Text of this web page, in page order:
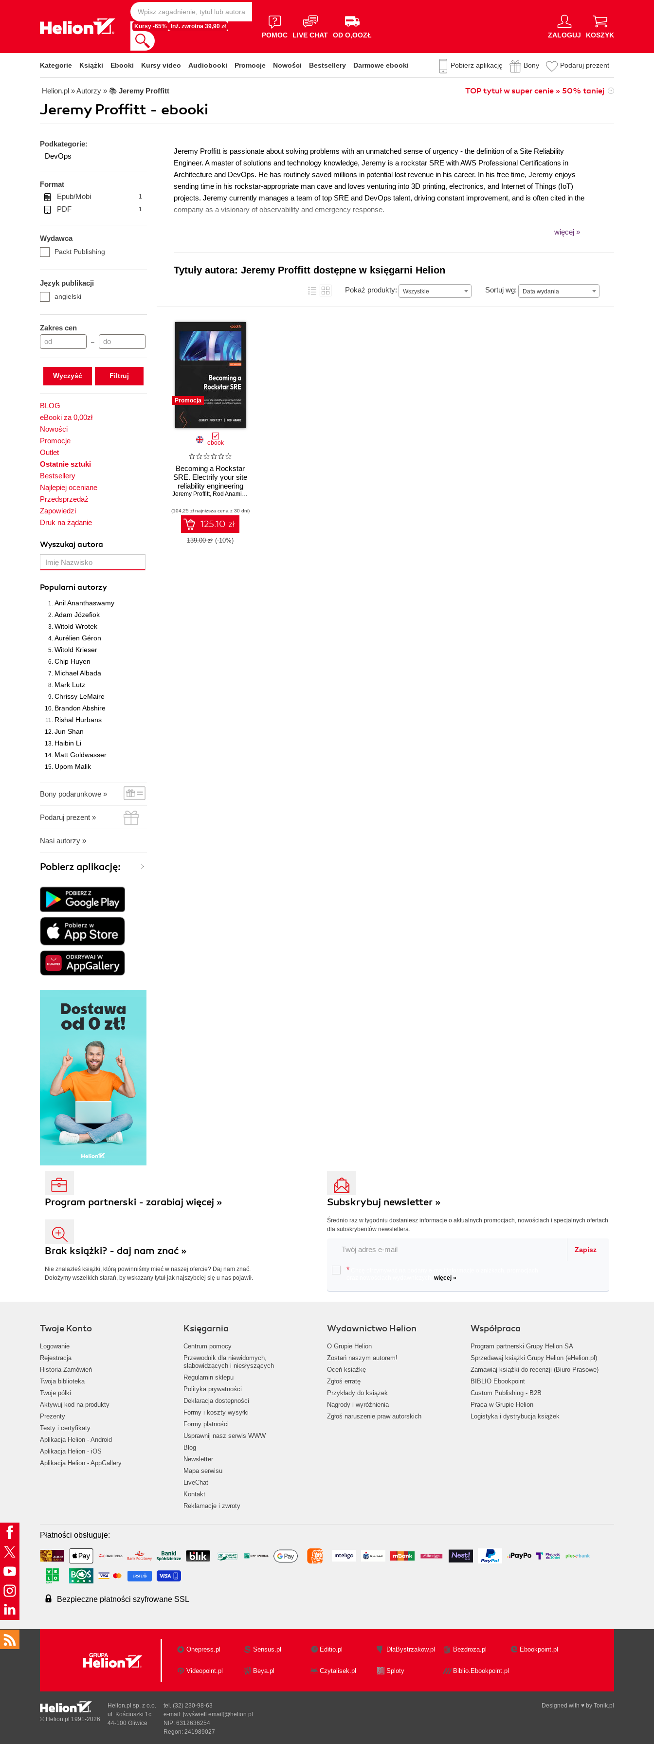
Kursy -65% Inż. zwrotna 39,90 zł
POMOC LIVE CHAT OD O,OOZŁ ZALOGUJ KOSZYK
Kategorie Książki Ebooki Kursy video Audiobooki Promocje Nowości Bestsellery Darmowe ebooki Pobierz aplikację Bony Podaruj prezent
Helion.pl » Autorzy » 📚 Jeremy Proffitt TOP tytuł w super cenie » 50% taniej
Jeremy Proffitt - ebooki
Podkategorie:
DevOps
Format
Epub/Mobi
1
PDF 1
Wydawca
Packt Publishing
Język publikacji
angielski
Zakres cen
–
Wyczyść
BLOG
eBooki za 0,00zł
Nowości
Promocje
Outlet
Ostatnie sztuki
Bestsellery
Najlepiej oceniane
Przedsprzedaż
Zapowiedzi
Druk na żądanie
Wyszukaj autora
Popularni autorzy
Anil Ananthaswamy
Adam Józefiok
Witold Wrotek
Aurélien Géron
Witold Krieser
Chip Huyen
Michael Albada
Mark Lutz
Chrissy LeMaire
Brandon Abshire
Rishal Hurbans
Jun Shan
Haibin Li
Matt Goldwasser
Upom Malik
Bony podarunkowe »
Podaruj prezent »
Nasi autorzy »
Pobierz aplikację:
Jeremy Proffitt is passionate about solving problems with an unmatched sense of urgency - the definition of a Site Reliability
Engineer. A master of solutions and technology knowledge, Jeremy is a rockstar SRE with AWS Professional Certifications in
Architecture and DevOps. He has routinely saved millions in potential lost revenue in his career. In his free time, Jeremy enjoys
sending time in his rockstar-appropriate man cave and loves venturing into 3D printing, electronics, and Internet of Things (IoT)
projects. Jeremy currently manages a team of top SRE and DevOps talent, driving constant improvement, and is often cited in the
company as a visionary of observability and emergency response.
więcej »
Tytuły autora: Jeremy Proffitt dostępne w księgarni Helion
Pokaż produkty: Wszystkie Sortuj wg: Data wydania
Data wydania
Promocja
ebook
Becoming a Rockstar
SRE. Electrify your site
reliability engineering
mindset to build reliable,
systems
Jeremy Proffitt, Rod Anami L. Anami
(104,25 zł najniższa cena z 30 dni)
125.10 zł
139.00 zł (-10%)
Program partnerski - zarabiaj więcej »
Brak książki? - daj nam znać »
Nie znalazłeś książki, którą powinniśmy mieć w naszej ofercie? Daj nam znać.
Dołożymy wszelkich starań, by wskazany tytuł jak najszybciej się u nas pojawił.
Subskrybuj newsletter »
Średnio raz w tygodniu dostaniesz informacje o aktualnych promocjach, nowościach i specjalnych ofertach
dla subskrybentów newslettera.
Zapisz
*
więcej »
Twoje Konto
Logowanie
Rejestracja
Historia Zamówień
Twoja biblioteka
Twoje półki
Aktywuj kod na produkty
Prezenty
Testy i certyfikaty
Aplikacja Helion - Android
Aplikacja Helion - iOS
Aplikacja Helion - AppGallery
Księgarnia
Centrum pomocy
Przewodnik dla niewidomych,
słabowidzących i niesłyszących
Regulamin sklepu
Polityka prywatności
Deklaracja dostępności
Formy i koszty wysyłki
Formy płatności
Usprawnij nasz serwis WWW
Blog
Newsletter
Mapa serwisu
LiveChat
Kontakt
Reklamacje i zwroty
Wydawnictwo Helion
O Grupie Helion
Zostań naszym autorem!
Oceń książkę
Zgłoś erratę
Przykłady do książek
Nagrody i wyróżnienia
Zgłoś naruszenie praw autorskich
Współpraca
Program partnerski Grupy Helion SA
Sprzedawaj książki Grupy Helion (eHelion.pl)
Zamawiaj książki do recenzji (Biuro Prasowe)
BIBLIO Ebookpoint
Custom Publishing - B2B
Praca w Grupie Helion
Logistyka i dystrybucja książek
Płatności obsługuje:
Bezpieczne płatności szyfrowane SSL
Onepress.pl Sensus.pl Editio.pl DlaBystrzakow.pl Bezdroza.pl Ebookpoint.pl
Videopoint.pl Beya.pl Czytalisek.pl Sploty Biblio.Ebookpoint.pl
Designed with ♥ by Tonik.pl
© Helion.pl 1991-2026
Helion.pl sp. z o.o.
ul. Kościuszki 1c
44-100 Gliwice
tel. (32) 230-98-63
e-mail: [wyświetl email]@helion.pl
NIP: 6312636254
Regon: 241989027